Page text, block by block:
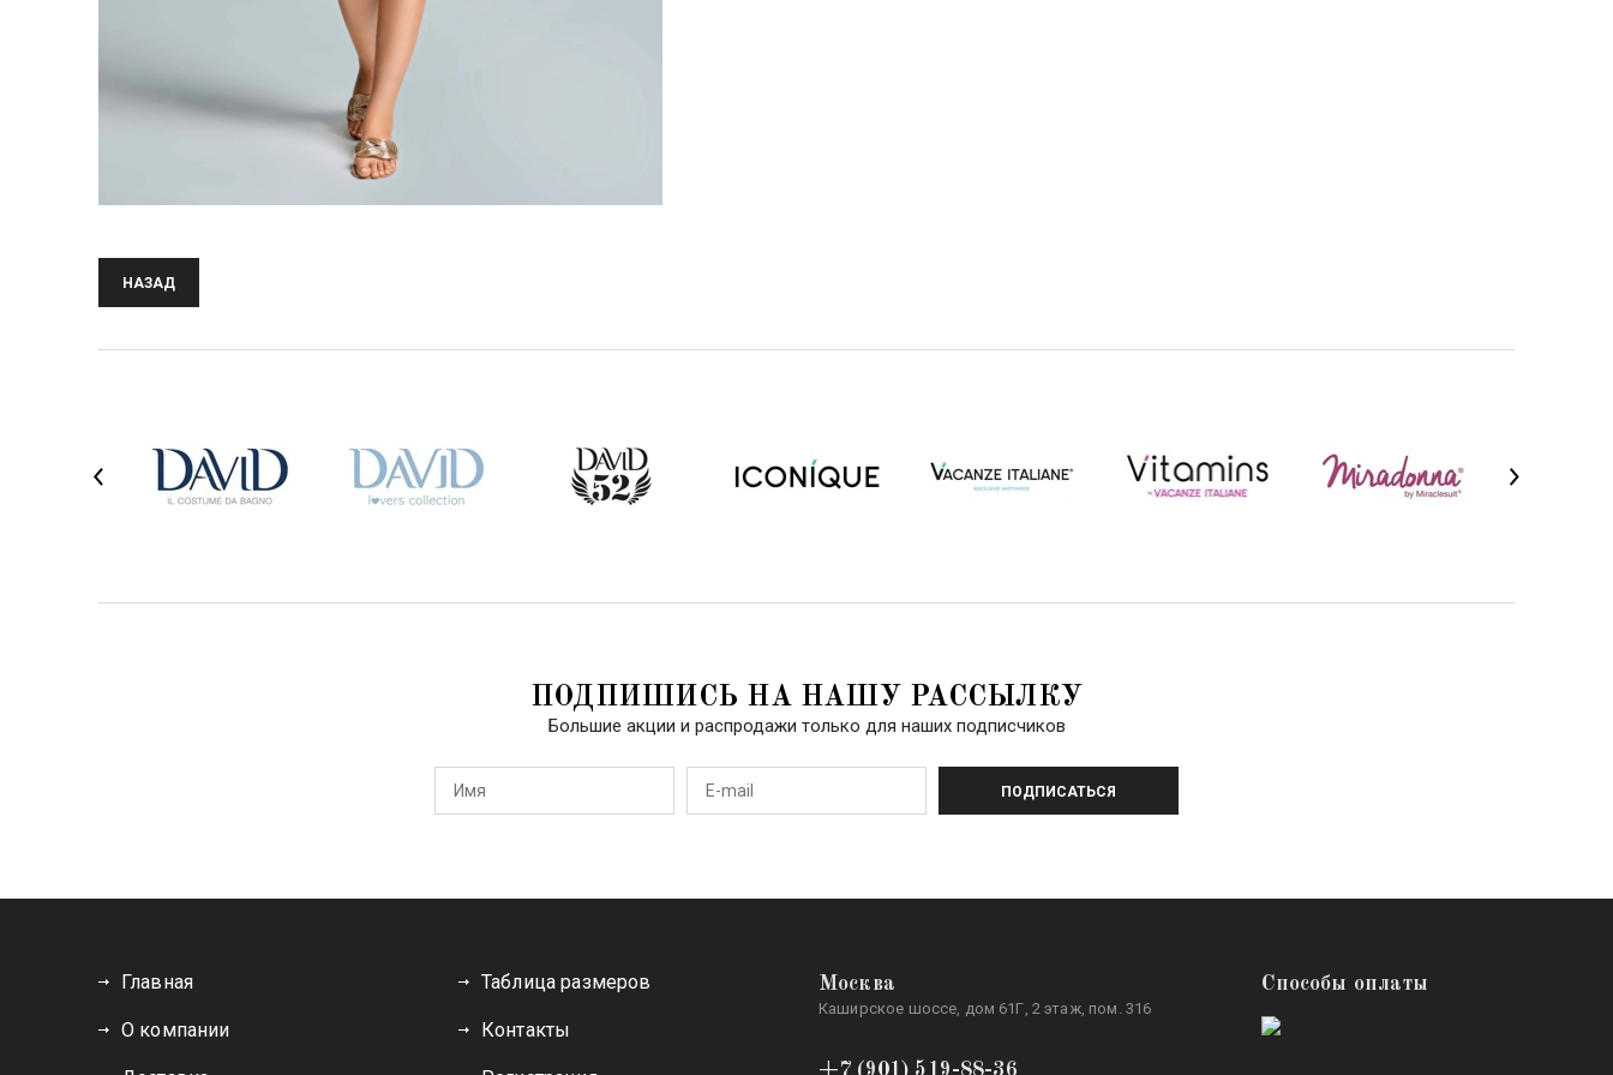
НАЗАД
ПОДПИШИСЬ НА НАШУ РАССЫЛКУ
Большие акции и распродажи только для наших подписчиков
ПОДПИСАТЬСЯ
Главная
О компании
Таблица размеров
Контакты
Москва
Каширское шоссе, дом 61Г, 2 этаж, пом. 316
+7 (901) 519-88-36
Способы оплаты